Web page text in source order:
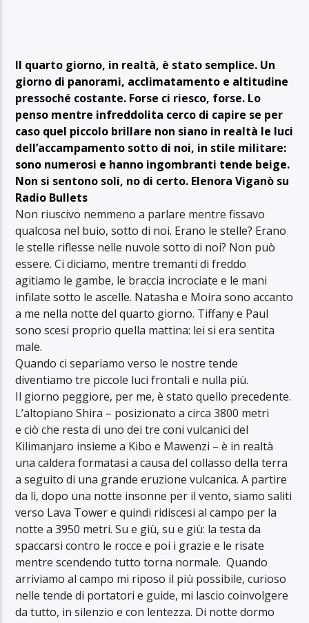
Il quarto giorno, in realtà, è stato semplice. Un
giorno di panorami, acclimatamento e altitudine
pressoché costante. Forse ci riesco, forse. Lo
penso mentre infreddolita cerco di capire se per
caso quel piccolo brillare non siano in realtà le luci
dell’accampamento sotto di noi, in stile militare:
sono numerosi e hanno ingombranti tende beige.
Non si sentono soli, no di certo. Elenora Viganò su
Radio Bullets
Non riuscivo nemmeno a parlare mentre fissavo
qualcosa nel buio, sotto di noi. Erano le stelle? Erano
le stelle riflesse nelle nuvole sotto di noi? Non può
essere. Ci diciamo, mentre tremanti di freddo
agitiamo le gambe, le braccia incrociate e le mani
infilate sotto le ascelle. Natasha e Moira sono accanto
a me nella notte del quarto giorno. Tiffany e Paul
sono scesi proprio quella mattina: lei si era sentita
male.
Quando ci separiamo verso le nostre tende
diventiamo tre piccole luci frontali e nulla più.
Il giorno peggiore, per me, è stato quello precedente.
L’altopiano Shira – posizionato a circa 3800 metri
e ciò che resta di uno dei tre coni vulcanici del
Kilimanjaro insieme a Kibo e Mawenzi – è in realtà
una caldera formatasi a causa del collasso della terra
a seguito di una grande eruzione vulcanica. A partire
da lì, dopo una notte insonne per il vento, siamo saliti
verso Lava Tower e quindi ridiscesi al campo per la
notte a 3950 metri. Su e giù, su e giù: la testa da
spaccarsi contro le rocce e poi i grazie e le risate
mentre scendendo tutto torna normale. Quando
arriviamo al campo mi riposo il più possibile, curioso
nelle tende di portatori e guide, mi lascio coinvolgere
da tutto, in silenzio e con lentezza. Di notte dormo